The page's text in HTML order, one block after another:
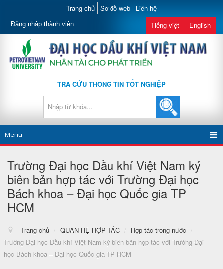
Trang chủ Sơ đồ web Liên hệ
Đăng nhập thành viên Tiếng việt English
TRA CỨU THÔNG TIN TỐT NGHIỆP
Menu
Trường Đại học Dầu khí Việt Nam ký
biên bản hợp tác với Trường Đại học
Bách khoa – Đại học Quốc gia TP
HCM
Trang chủ / QUAN HỆ HỢP TÁC / Hợp tác trong nước
/
Trường Đại học Dầu khí Việt Nam ký biên bản hợp tác với Trường Đại
học Bách khoa – Đại học Quốc gia TP HCM